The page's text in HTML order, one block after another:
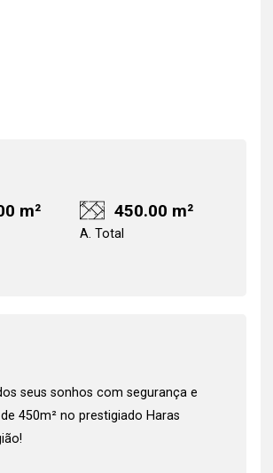
m² 450.00 m²
A. Total
seus sonhos com segurança e
450m² no prestigiado Haras